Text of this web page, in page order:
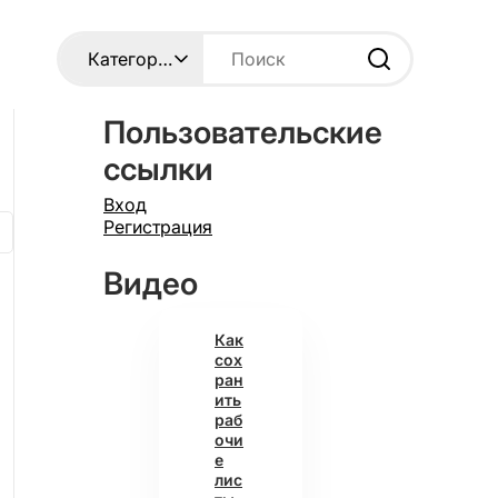
Пользовательские
ссылки
Вход
Регистрация
Видео
Как
сох
ран
ить
раб
очи
е
лис